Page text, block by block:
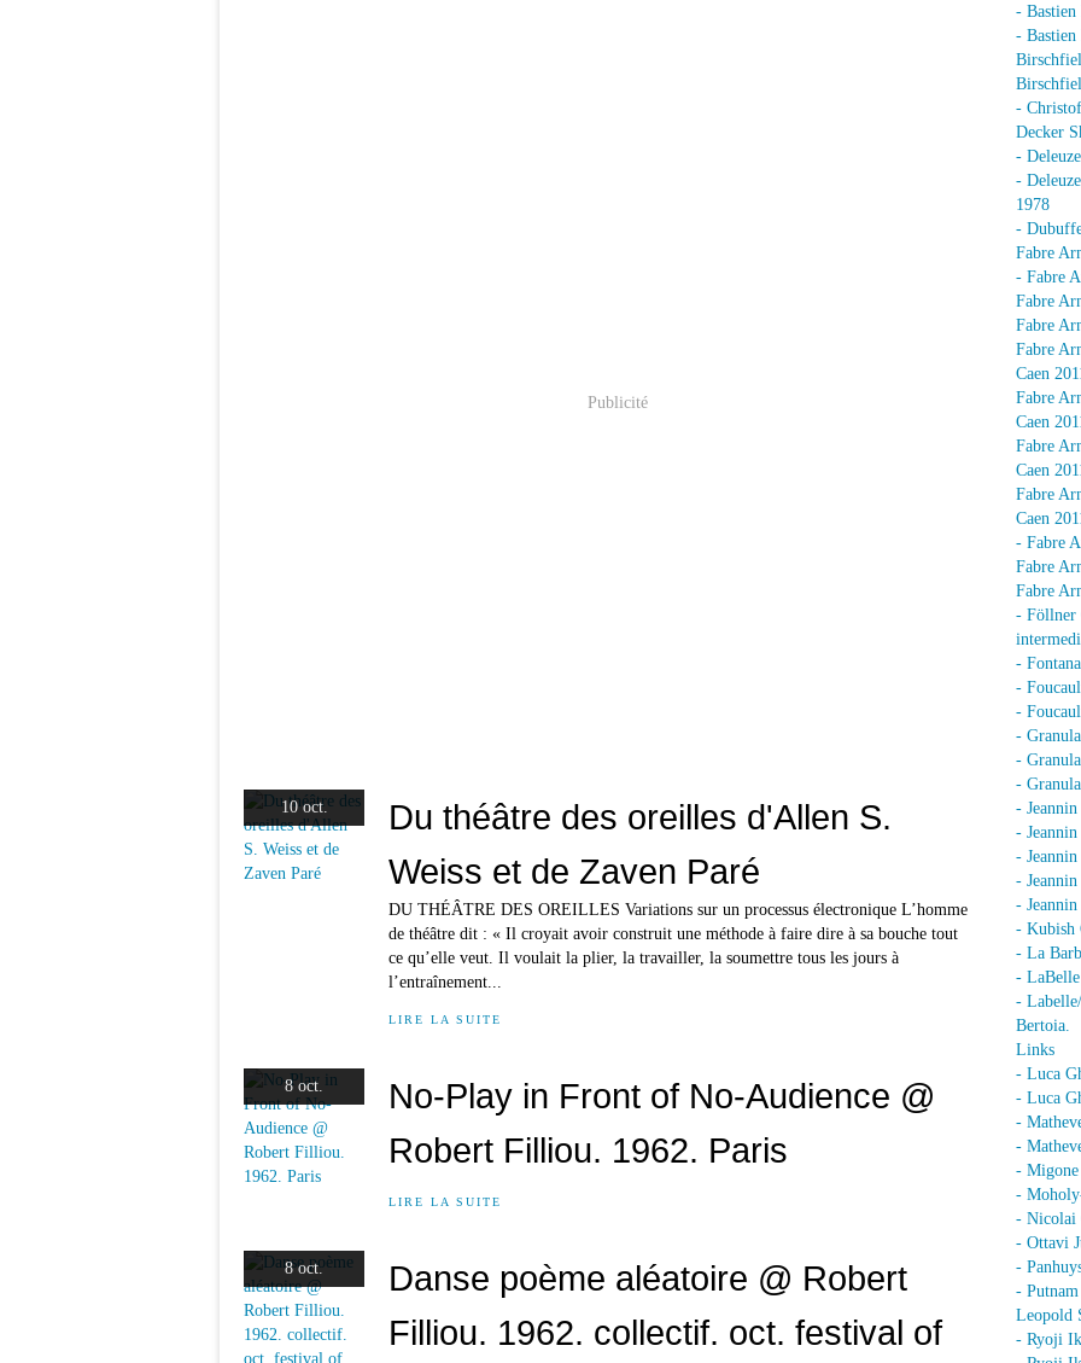
Publicité
10 oct.
Du théâtre des oreilles d'Allen S.
Weiss et de Zaven Paré
DU THÉÂTRE DES OREILLES Variations sur un processus électronique L’homme
de théâtre dit : « Il croyait avoir construit une méthode à faire dire à sa bouche tout
ce qu’elle veut. Il voulait la plier, la travailler, la soumettre tous les jours à
l’entraînement...
LIRE LA SUITE
8 oct.
No-Play in Front of No-Audience @
Robert Filliou. 1962. Paris
LIRE LA SUITE
8 oct.
Danse poème aléatoire @ Robert
Filliou. 1962. collectif. oct. festival of
-
- Bastien
-
Decker
-
-
1978
-
Fabre
- Fabre
Fabre
Fabre
Fabre
Caen
Fabre
Caen
Fabre
Caen
Fabre
Caen
- Fabre
Fabre
Fabre
- Föllner
-
-
-
-
-
-
-
-
-
-
-
- Kubish
- La
-
-
Bertoia.
Links
- Luca
- Luca
-
-
-
-
- Nicolai
- Ottavi
-
-
Leopold
- Ryoji